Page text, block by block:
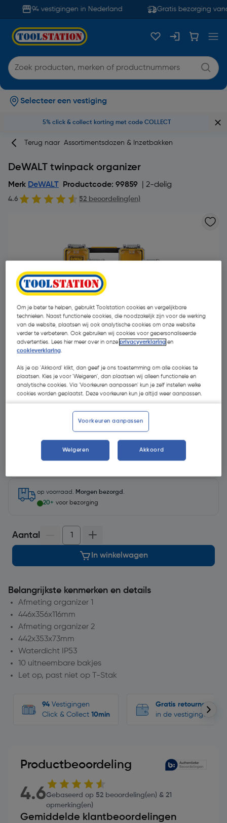
94 vestigingen in Nederland Gratis bezorging
Selecteer een vestiging
5% click & collect korting met code COLLECT
Terug naar Assortimentsdozen & Inzetbakken
DeWALT twinpack organizer
Merk DeWALT Productcode: 99859 | 2-delig
4.6 52 beoordeling(en)
- 8 %
€ 64,95
€ 59,95| Excl. btw € 49,55
Selecteer winkel - Bekijk voorraadniveaus en haal binnen 10
minuten op
op voorraad. Morgen bezorgd .
20+ voor bezorging
Aantal
In winkelwagen
Belangrijkste kenmerken en details
Afmeting organizer 1
446x356x116mm
Afmeting organizer 2
442x353x73mm
Waterdicht IP53
10 uitneembare bakjes
Let op, past niet op T-Stak
94 Vestigingen
Click & Collect 10min
Gratis retourneren
in de vestigingen
Productbeoordeling
4.6Gebaseerd op 52 beoordeling(en) & 21
opmerking(en)
Gemiddelde klantbeoordelingen
Om je beter te helpen, gebruikt Toolstation cookies en vergelijkbare
technieken. Naast functionele cookies, die noodzakelijk zijn voor de werking
van de website, plaatsen wij ook analytische cookies om onze website
verder te verbeteren. Ook gebruiken wij cookies voor gepersonaliseerde
advertenties. Lees hier meer over in onzeprivacyverklaring en
cookieverklaring.
Als je op 'Akkoord' klikt, dan geef je ons toestemming om alle cookies te
plaatsen. Kies je voor 'Weigeren', dan plaatsen wij alleen functionele en
analytische cookies. Via 'Voorkeuren aanpassen' kun je zelf instellen welke
cookies worden geplaatst. Deze voorkeuren kun je altijd weer aanpassen.
Voorkeuren aanpassen
Weigeren Akkoord